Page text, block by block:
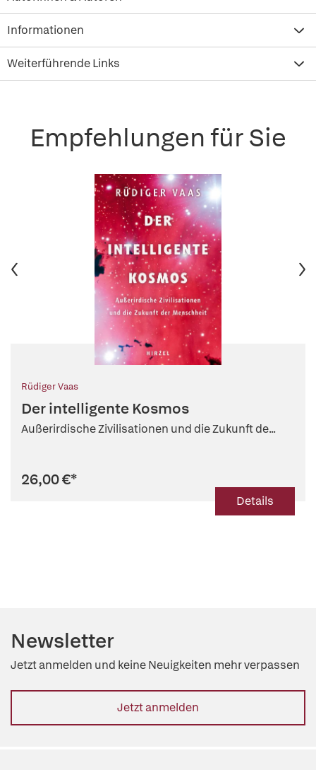
Informationen
Weiterführende Links
Empfehlungen für Sie
Rüdiger Vaas
Der intelligente Kosmos
Außerirdische Zivilisationen und die Zukunft de...
26,00 €*
Details
Newsletter
Jetzt anmelden und keine Neuigkeiten mehr verpassen
Jetzt anmelden